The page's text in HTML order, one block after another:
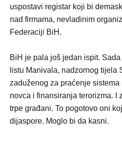
uspostavi registar koji bi
nad firmama, nevladinim
Federaciji BiH.
BiH je pala još jedan ispit.
listu Manivala, nadzornog tijela
zaduženog za praćenje
novca i finansiranja terorizma. I
trpe građani. To pogotovo oni
dijaspore. Moglo bi da kasni.